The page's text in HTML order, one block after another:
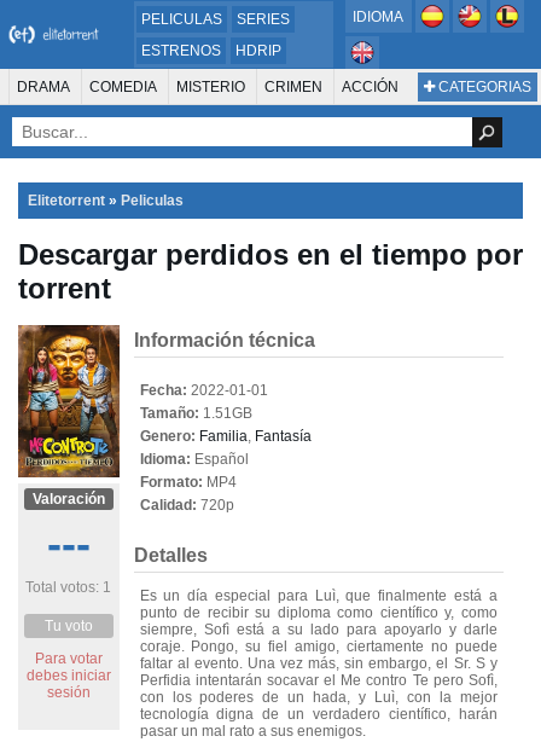
PELICULAS
SERIES
ESTRENOS
HDRIP
MICROHD
720P
DVDRIP
IDIOMA
CATEGORIAS
DRAMA COMEDIA MISTERIO CRIMEN ACCIÓN
SUSPENSO AVENTURA
ANIMACIÓN ROMANCE TERROR CIENCIA FICCIÓN FANTASÍA
FAMILIA DOCUS Y TV
PELÍCULA DE LA TELEVISIÓN FOREIGN KIDS REALITY ANIMACION
Elitetorrent » Peliculas
Descargar perdidos en el tiempo por
torrent
Valoración
---
Total votos: 1
Tu voto
Para votar
debes iniciar
sesión
Información técnica
Fecha: 2022-01-01
Tamaño: 1.51GB
Genero: Familia, Fantasía
Idioma: Español
Formato: MP4
Calidad: 720p
Detalles
Es un día especial para Luì, que finalmente está a
punto de recibir su diploma como científico y, como
siempre, Sofì está a su lado para apoyarlo y darle
coraje. Pongo, su fiel amigo, ciertamente no puede
faltar al evento. Una vez más, sin embargo, el Sr. S y
Perfidia intentarán socavar el Me contro Te pero Sofì,
con los poderes de un hada, y Luì, con la mejor
tecnología digna de un verdadero científico, harán
pasar un mal rato a sus enemigos.